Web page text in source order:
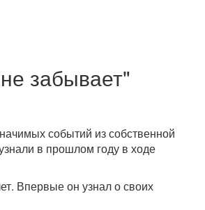
забывает"
событий из собственной
в прошлом году в ходе
Впервые он узнал о своих